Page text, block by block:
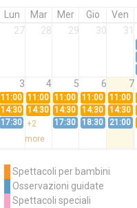
Lun Mar Mer Gio Ven
27
28 29 30 31
3 4 5 6 7
11:00 11:00 11:00 11:00 11:00
14:30 14:30 14:30 14:30 14:30
17:30 +2
more
17:30 18:30 21:00
11:00
14:30
+3
Spettacoli per bambini
Osservazioni guidate
Spettacoli speciali